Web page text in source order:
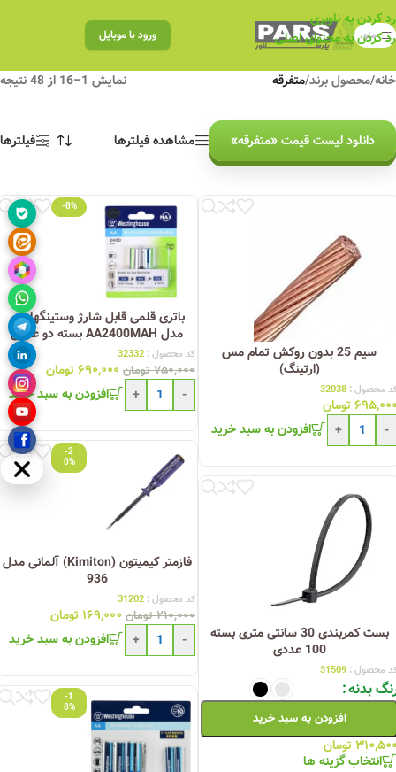
رد کردن به ناوبری
رد کردن به محتوای اصلی
منو ورود با موبایل
خانه/محصول برند/متفرقه نمایش 1–16 از 48 نتیجه
دانلود لیست قیمت «متفرقه» مشاهده فیلترها فیلترها
سیم 25 بدون روکش تمام مس
(ارتینگ)
محصول : 32038
تومان
-
+ افزودن به سبد خرید
-8%
باتری قلمی قابل شارژ وستینگهاوس
مدل AA2400MAH بسته دو عددی
کد محصول : 32332
۷۵۰,۰۰۰ تومان ۶۹۰,۰۰۰تومان
-
+ افزودن به سبد خرید
-2
0%
فازمتر کیمیتون (Kimiton) آلمانی مدل
936
کد محصول : 31202
۲۱۰,۰۰۰ تومان ۱۶۹,۰۰۰ تومان
-
+ افزودن به سبد خرید
بست کمربندی 30 سانتی متری بسته
100 عددی
محصول : 31509
بدنه
افزودن به سبد خرید
تومان
انتخاب گزینه ها
-1
8%